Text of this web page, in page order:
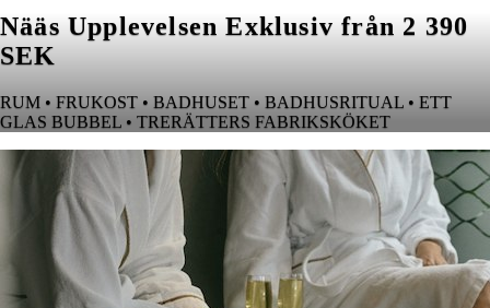
Nääs Upplevelsen Exklusiv från 2 390
SEK
RUM • FRUKOST • BADHUSET • BADHUSRITUAL • ETT
GLAS BUBBEL • TRERÄTTERS FABRIKSKÖKET